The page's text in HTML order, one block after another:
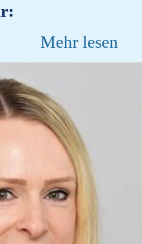
Mehr lesen